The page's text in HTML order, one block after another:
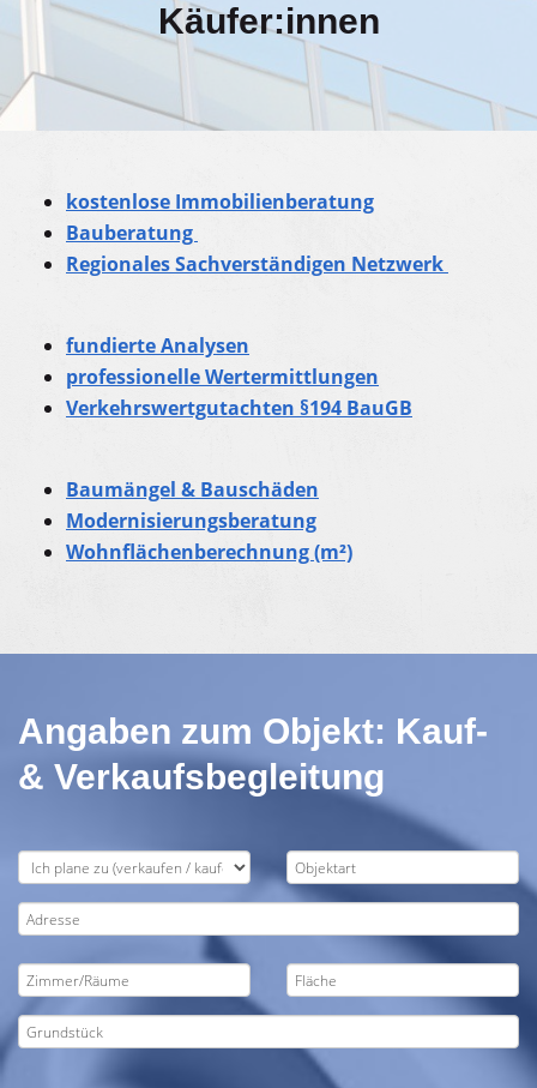
Käufer:innen
kostenlose Immobilienberatung
Bauberatung
Regionales Sachverständigen Netzwerk
fundierte Analysen
professionelle Wertermittlungen
Verkehrswertgutachten §194 BauGB
Baumängel & Bauschäden
Modernisierungsberatung
Wohnflächenberechnung (m²)
Angaben zum Objekt: Kauf-
& Verkaufsbegleitung